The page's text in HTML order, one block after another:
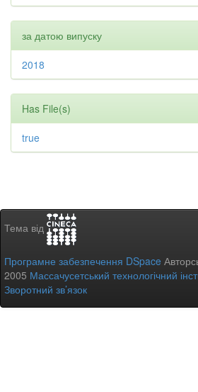
за датою випуску
2018
Has File(s)
true
Тема від
Програмне забезпечення DSpace
2005 Массачусетський технологічний
Зворотний зв’язок